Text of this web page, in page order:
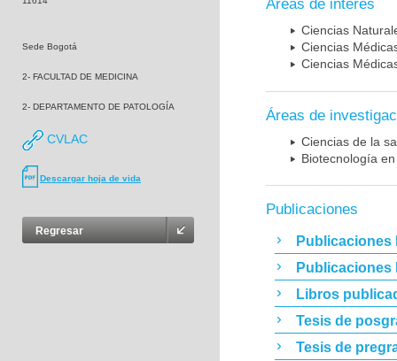
Sede Bogotá
2- FACULTAD DE MEDICINA
2- DEPARTAMENTO DE PATOLOGÍA
CVLAC
Descargar hoja de vida
Regresar
Áreas de interés
Ciencias
Ciencias
Ciencias
Áreas de
Ciencias de la
Biotecnología
Publicaciones
Publicaciones
Publicaciones
Libros
Tesis de
Tesis de